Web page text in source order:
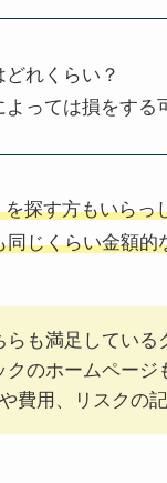
れくらい？
っては損をする
探す方もいらっ
同じくらい金額的
らも満足してい
クのホームページ
費用、リスクの